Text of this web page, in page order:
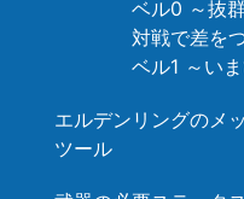
ベル0 ～抜
対戦で差を
ベル1 ～い
エルデンリングのメ
ツール